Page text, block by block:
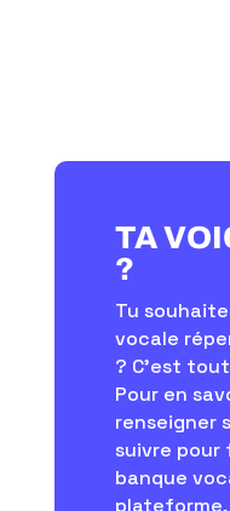
TA
?
Tu
vocale
? C’est
Pour en
renseigner
suivre pour
banque